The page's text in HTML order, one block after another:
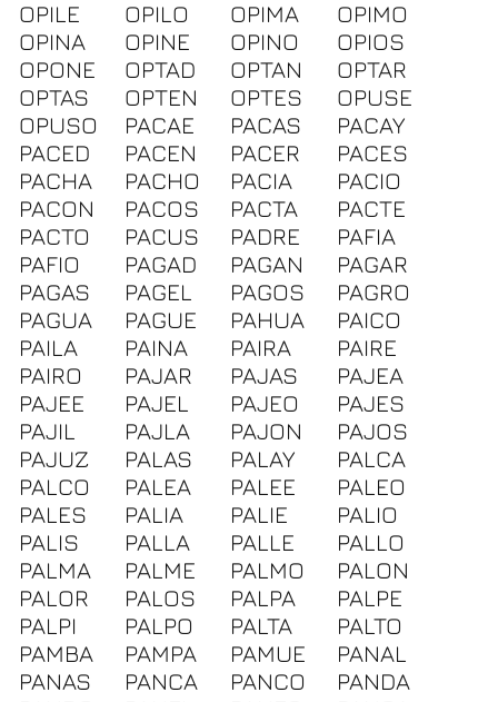
OPILE
OPILO OPIMA
OPIMO
OPINA
OPINE OPINO
OPIOS
OPONE
OPTAD OPTAN
OPTAR
OPTAS
OPTEN OPTES
OPUSE
OPUSO
PACAE PACAS
PACAY
PACED
PACEN PACER
PACES
PACHA
PACHO PACIA
PACIO
PACON
PACOS PACTA
PACTE
PACTO
PACUS PADRE
PAFIA
PAFIO
PAGAD PAGAN
PAGAR
PAGAS
PAGEL PAGOS
PAGRO
PAGUA
PAGUE PAHUA
PAICO
PAILA
PAINA PAIRA
PAIRE
PAIRO
PAJAR PAJAS
PAJEA
PAJEE
PAJEL PAJEO
PAJES
PAJIL
PAJLA PAJON
PAJOS
PAJUZ
PALAS PALAY
PALCA
PALCO
PALEA PALEE
PALEO
PALES
PALIA PALIE
PALIO
PALIS
PALLA PALLE
PALLO
PALMA
PALME PALMO
PALON
PALOR
PALOS PALPA
PALPE
PALPI
PALPO PALTA
PALTO
PAMBA
PAMPA PAMUE
PANAL
PANAS
PANCA PANCO
PANDA